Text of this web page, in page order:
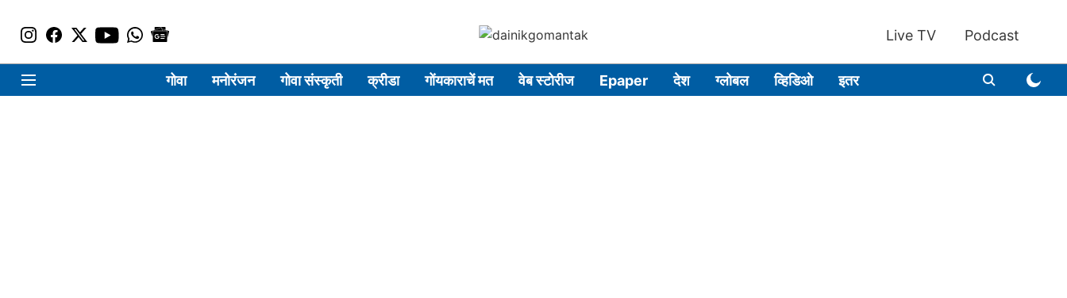
Live TV Podcast
गोवा मनोरंजन गोवा संस्कृती क्रीडा गोंयकाराचें मत वेब स्टोरीज Epaper देश ग्लोबल व्हिडिओ इतर